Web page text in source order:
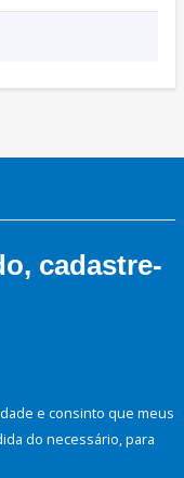
cadastre-
e consinto que meus
do necessário, para